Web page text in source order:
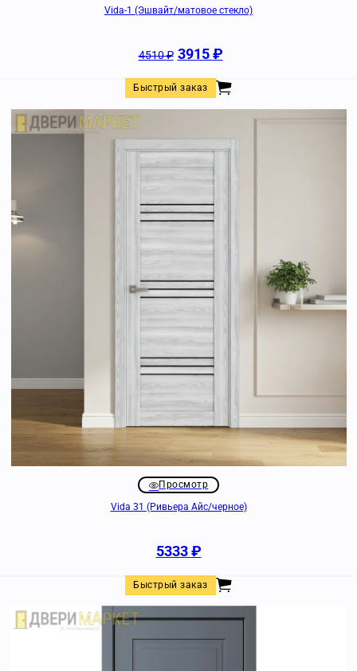
Vida-1 (Эшвайт/матовое стекло)
4510₽ 3915₽
Быстрый заказ
Просмотр
Vida 31 (Ривьера Айс/черное)
5333₽
Быстрый заказ